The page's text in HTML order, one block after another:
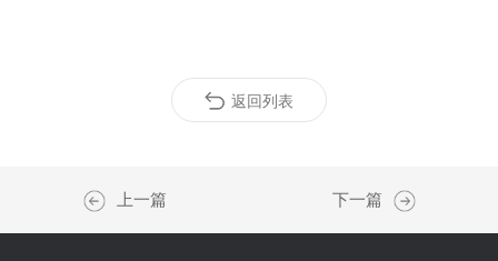
返回列表
上一篇 下一篇